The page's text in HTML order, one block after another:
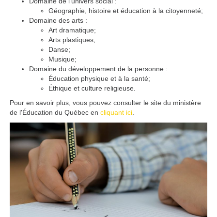
Géographie, histoire et éducation à la citoyenneté;
Domaine des arts :
Art dramatique;
Arts plastiques;
Danse;
Musique;
Domaine du développement de la personne :
Éducation physique et à la santé;
Éthique et culture religieuse.
Pour en savoir plus, vous pouvez consulter le site du ministère
de l'Éducation du Québec en cliquant ici